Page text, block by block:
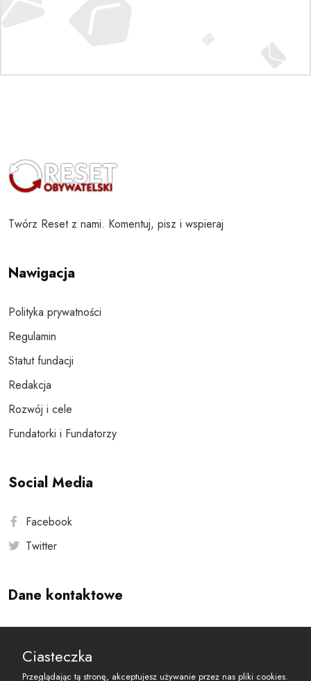
Twórz Reset z nami. Komentuj, pisz i wspieraj
Nawigacja
Polityka prywatności
Regulamin
Statut fundacji
Redakcja
Rozwój i cele
Fundatorki i Fundatorzy
Social Media
Facebook
Twitter
Dane kontaktowe
reset@resetobywatelski.pl
Ciasteczka
Przeglądając tą stronę, akceptujesz używanie przez nas pliki cookies.